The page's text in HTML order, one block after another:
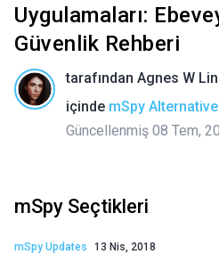
Uygulamaları:
Güvenlik Rehberi
tarafından Agnes W
içinde mSpy
Güncellenmiş 08 Tem,
mSpy Seçtikleri
mSpy Updates 13 Nis, 2018